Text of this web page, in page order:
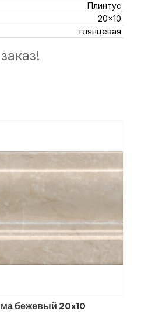
Плинтус
20x10
глянцевая
бежевый 20x10